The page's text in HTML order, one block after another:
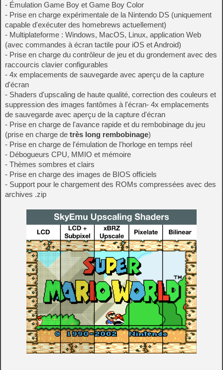
- Émulation Game Boy et Game Boy Color
- Prise en charge expérimentale de la Nintendo DS (uniquement
capable d'exécuter des homebrews actuellement)
- Multiplateforme : Windows, MacOS, Linux, application Web
(avec commandes à écran tactile pour iOS et Android)
- Prise en charge du contrôleur de jeu et du grondement avec des
raccourcis clavier configurables
- 4x emplacements de sauvegarde avec aperçu de la capture
d'écran
- Shaders d'upscaling de haute qualité, correction des couleurs et
suppression des images fantômes à l'écran- 4x emplacements
de sauvegarde avec aperçu de la capture d'écran
- Prise en charge de l'avance rapide et du rembobinage du jeu
(prise en charge de très long rembobinage)
- Prise en charge de l'émulation de l'horloge en temps réel
- Débogueurs CPU, MMIO et mémoire
- Thèmes sombres et clairs
- Prise en charge des images de BIOS officiels
- Support pour le chargement des ROMs compressées avec des
archives .zip